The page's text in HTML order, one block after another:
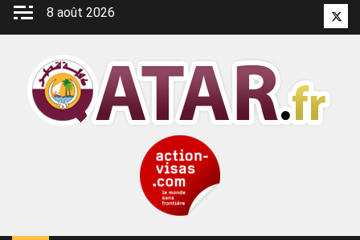
Aller
8 août 2026